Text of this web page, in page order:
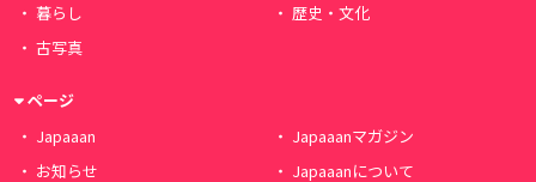
暮らし
歴史・文化
古写真
ページ
Japaaan
Japaaanマガジン
お知らせ
Japaaanについて